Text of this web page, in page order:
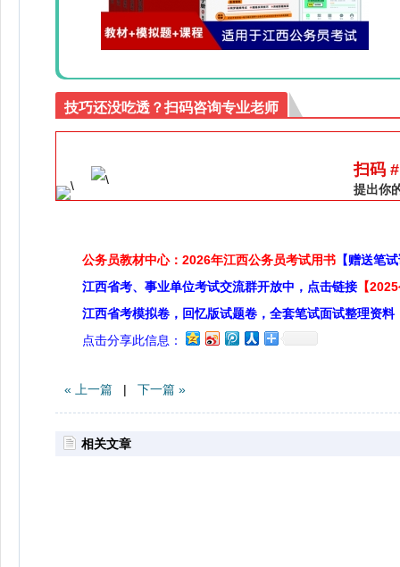
技巧还没吃透？扫码咨询专业老师
扫码
提出你
公务员教材中心：2026年江西公务员考试用书 【赠送笔
江西省考、事业单位考试交流群开放中，点击链接 【
江西省考模拟卷，回忆版试题卷，全套笔试面试整理资料
点击分享此信息：
« 上一篇 | 下一篇 »
相关文章